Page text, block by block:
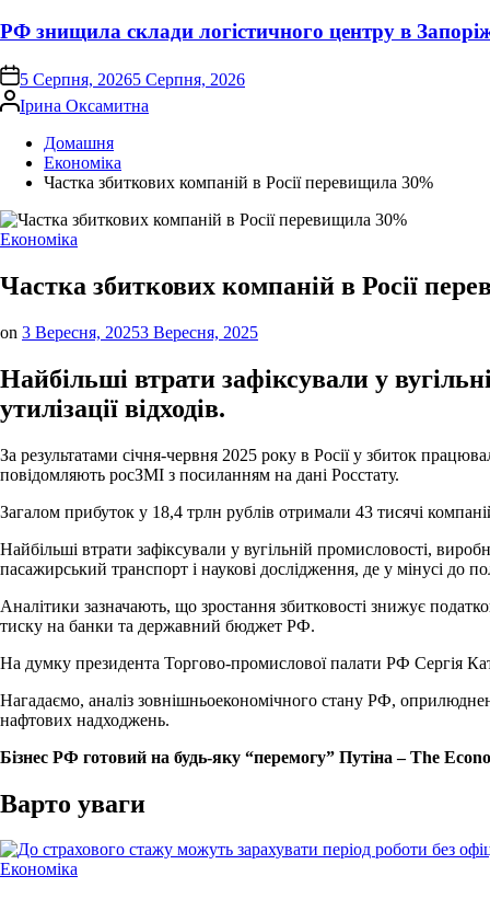
РФ знищила склади логістичного центру в
on 5 Серпня, 20265 Серпня, 2026
Опубліковано
Ірина Оксамитна
Домашня
Економіка
Частка збиткових компаній в Росії перевищила 30%
Опублікувати
Економіка
Частка збиткових компаній в Росії
on 3 Вересня, 20253 Вересня, 2025
Найбільші втрати зафіксували у
утилізації відходів.
За результатами січня-червня 2025 року в Росії у збиток
повідомляють росЗМІ з посиланням на дані Росстату.
Загалом прибуток у 18,4 трлн рублів отримали 43 тисячі
Найбільші втрати зафіксували у вугільній промисловості,
пасажирський транспорт і наукові дослідження, де у мінусі до
Аналітики зазначають, що зростання збитковості знижує
тиску на банки та державний бюджет РФ.
На думку президента Торгово-промислової палати РФ Сергія
Нагадаємо, аналіз зовнішньоекономічного стану РФ,
нафтових надходжень.
Бізнес РФ готовий на будь-яку “перемогу” Путіна – The
Варто уваги
Опублікувати
Економіка